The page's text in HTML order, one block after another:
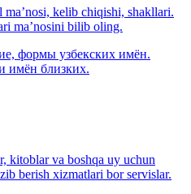
ma’nosi, kelib chiqishi, shakllari.
ma’nosini bilib oling.
формы узбекских имён.
имён близких.
kitoblar va boshqa uy uchun
berish xizmatlari bor servislar.